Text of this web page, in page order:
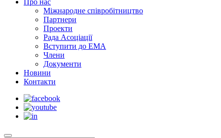
Міжнародне співробітництво
Партнери
Проекти
Рада Асоціації
Вступити до ЕМА
Члени
Документи
Новини
Контакти